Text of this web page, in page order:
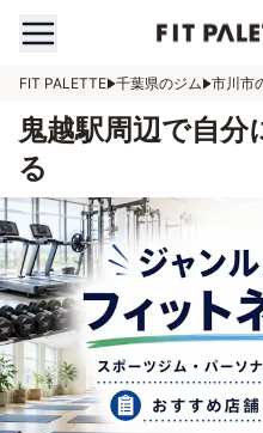
FIT PALETTE 千葉県のジム 市川市
鬼越駅周辺で自
る